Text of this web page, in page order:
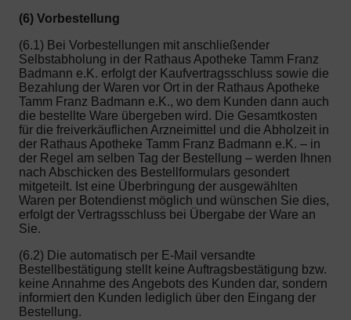
(6) Vorbestellung
(6.1) Bei Vorbestellungen mit anschließender
Selbstabholung in der Rathaus Apotheke Tamm Franz
Badmann e.K. erfolgt der Kaufvertragsschluss sowie die
Bezahlung der Waren vor Ort in der Rathaus Apotheke
Tamm Franz Badmann e.K., wo dem Kunden dann auch
die bestellte Ware übergeben wird. Die Gesamtkosten
für die freiverkäuflichen Arzneimittel und die Abholzeit in
der Rathaus Apotheke Tamm Franz Badmann e.K. – in
der Regel am selben Tag der Bestellung – werden Ihnen
nach Abschicken des Bestellformulars gesondert
mitgeteilt. Ist eine Überbringung der ausgewählten
Waren per Botendienst möglich und wünschen Sie dies,
erfolgt der Vertragsschluss bei Übergabe der Ware an
Sie.
(6.2) Die automatisch per E-Mail versandte
Bestellbestätigung stellt keine Auftragsbestätigung bzw.
keine Annahme des Angebots des Kunden dar, sondern
informiert den Kunden lediglich über den Eingang der
Bestellung.